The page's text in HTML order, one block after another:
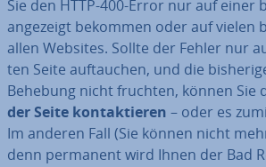
Sie den HTTP-400-Error nur auf einer
angezeigt bekommen oder auf vielen
allen Websites. Sollte der Fehler nur
ten Seite auf­tau­chen, und die
Behebung nicht fruchten, können Sie
der Seite kon­tak­tie­ren – oder es
Im anderen Fall (Sie können nicht
denn permanent wird Ihnen der Bad